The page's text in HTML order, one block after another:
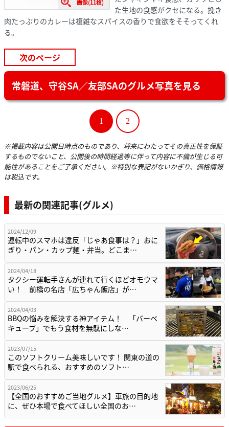
画像(11枚)
た生地の食感がクセになる。挽き
肉たっぷりのカレーは複雑なスパイスの香りで食欲をそそってくれ
る。
次のページ
常磐道、守谷SA／友部SAのグルメ写真を見る
1 2
※掲載内容は公開日時点のものであり、将来にわたってその真正性を保証
するものでないこと、公開後の時間経過等に伴って内容に不備が生じる可
能性があることをご了承ください。※特別な表記がないかぎり、価格情報
は税込です。
最新の関連記事(グルメ)
2024/12/09
運転中のスマホは違反「じゃあ食事は？」おに
ぎり・パン・カップ麺・弁当。どこま…
2024/04/18
タクシー運転手さんが連れて行くほどオモウマ
い！ 前橋の名店「広ちゃん飯店」が…
2024/04/03
BBQの悩みを解決する神アイテム！ 「バーベ
キューブ」でもう食材を無駄にしな…
2023/07/15
このソフトクリーム美味しいです！ 関東の道の
駅で食べられる、おすすめのソフト…
2023/06/25
【全国のおすすめご当地グルメ】車旅の目的地
に、ぜひ本場で食べてほしい全国のお…